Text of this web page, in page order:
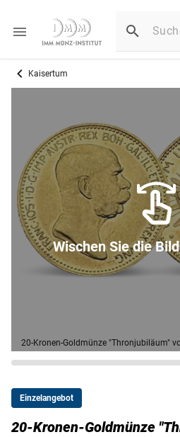
Kaisertum
20-Kronen-Goldmünze "Thronjubiläum"
Wischen Sie die
Einzelangebot
20-Kronen-Goldmünze